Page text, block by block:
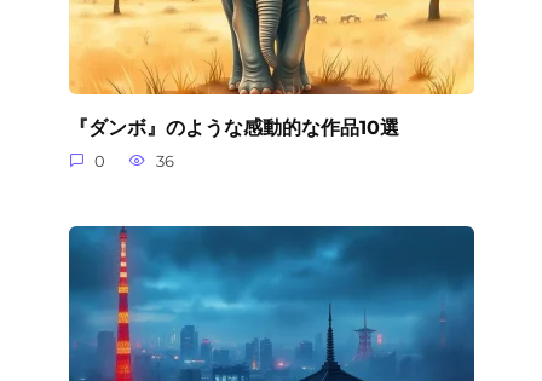
『ダンボ』のような感動的な作品10選
0 36